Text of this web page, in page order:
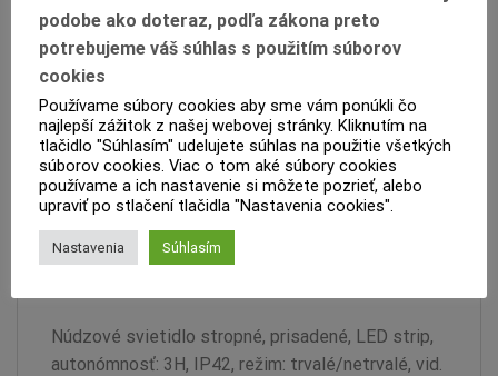
POPIS
ĎALŠIE INFORMÁCIE
PRODUKTOVÝ LIST
RECENZIE (0)
Núdzové svietidlo stropné, prisadené, LED strip,
autonómnosť: 3H, IP42, režim: trvalé/netrvalé, vid.
podobe ako doteraz, podľa zákona preto
potrebujeme váš súhlas s použitím súborov
cookies
Používame súbory cookies aby sme vám ponúkli čo
najlepší zážitok z našej webovej stránky. Kliknutím na
tlačidlo "Súhlasím" udelujete súhlas na použitie všetkých
súborov cookies. Viac o tom aké súbory cookies
používame a ich nastavenie si môžete pozrieť, alebo
upraviť po stlačení tlačidla "Nastavenia cookies".
Nastavenia Súhlasím